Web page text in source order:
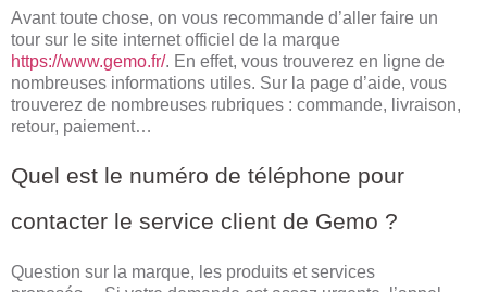
Avant toute chose, on vous recommande d’aller faire un
tour sur le site internet officiel de la marque
https://www.gemo.fr/. En effet, vous trouverez en ligne de
nombreuses informations utiles. Sur la page d’aide, vous
trouverez de nombreuses rubriques : commande, livraison,
retour, paiement…
Quel est le numéro de téléphone pour
contacter le service client de Gemo ?
Question sur la marque, les produits et services